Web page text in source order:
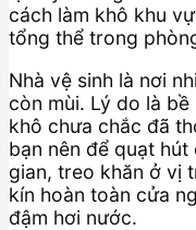
cách làm khô khu
tổng thể trong
Nhà vệ sinh là nơi
còn mùi. Lý do là
khô chưa chắc đã
bạn nên để quạt
gian, treo khăn ở vị
kín hoàn toàn cửa
đậm hơi nước.